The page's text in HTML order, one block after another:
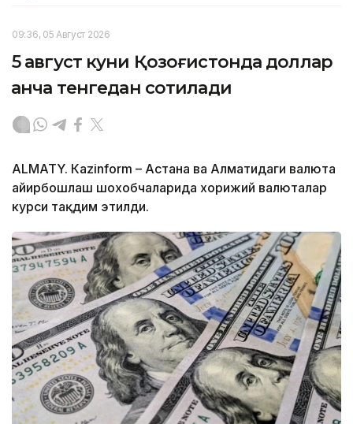
09:36, 05 Август 2026
5 август куни Қозоғистонда доллар
қанча тенгедан сотилади
ALMATY. Кazinform – Астана ва Алматидаги валюта
айирбошлаш шохобчаларида хорижий валюталар
курси тақдим этилди.